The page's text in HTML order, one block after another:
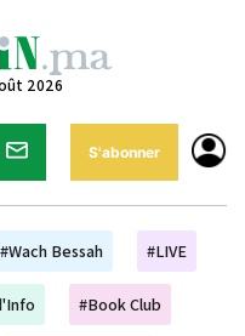
2026
S'abonner
#Wach Bessah #LIVE
#Book Club